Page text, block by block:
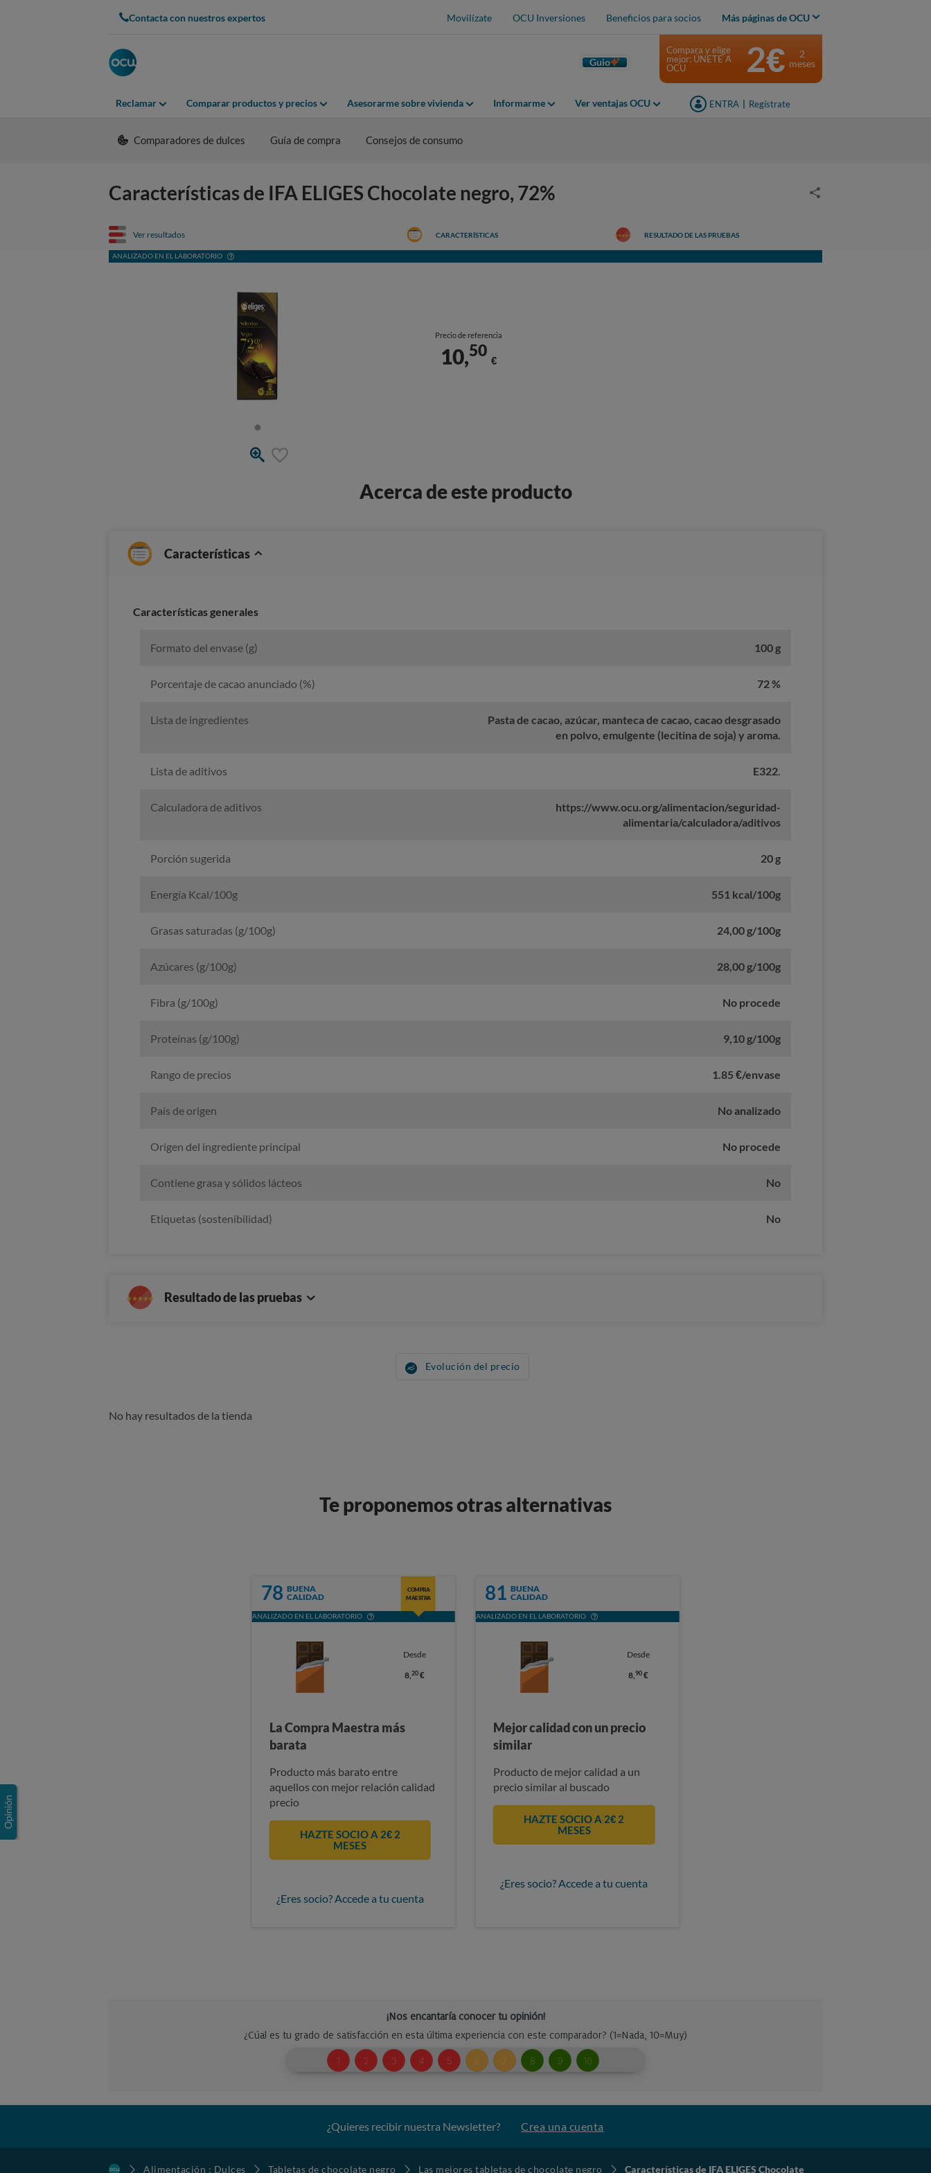
Contacta con nuestros expertos Movilízate OCU Inversiones Beneficios para socios Más páginas de OCU
Guio
Reclamar Comparar productos y precios Asesorarme sobre vivienda Informarme Ver ventajas OCU ENTRA Regístrate
Compara y elige
mejor: ÚNETE A
OCU
2€
2
meses
Comparadores de dulces Guía de compra Consejos de consumo
Características de IFA ELIGES Chocolate negro, 72%
Ver resultados
ANALIZADO EN EL LABORATORIO
CARACTERÍSTICAS RESULTADO DE LAS PRUEBAS
Precio de referencia
10,50
€
Acerca de este producto
Características
Características generales
Formato del envase (g) 100 g
Porcentaje de cacao anunciado (%) 72 %
Lista de ingredientes
Pasta de cacao, azúcar, manteca de cacao, cacao desgrasado
en polvo, emulgente (lecitina de soja) y aroma.
Lista de aditivos E322.
Calculadora de aditivos
https://www.ocu.org/alimentacion/seguridad-
alimentaria/calculadora/aditivos
Porción sugerida 20 g
Energía Kcal/100g 551 kcal/100g
Grasas saturadas (g/100g) 24,00 g/100g
Azúcares (g/100g) 28,00 g/100g
Fibra (g/100g) No procede
Proteínas (g/100g) 9,10 g/100g
Rango de precios 1.85 €/envase
País de origen No analizado
Origen del ingrediente principal No procede
Contiene grasa y sólidos lácteos No
Etiquetas (sostenibilidad) No
Resultado de las pruebas
Evolución del precio
No hay resultados de la tienda
Te proponemos otras alternativas
78 BUENA
CALIDAD
COMPRA
MAESTRA
ANALIZADO EN EL LABORATORIO
Desde
8,20€
La Compra Maestra más
barata
Producto más barato entre
aquellos con mejor relación calidad
precio
HAZTE SOCIO A 2€ 2
MESES
¿Eres socio? Accede a tu cuenta
81 BUENA
CALIDAD
ANALIZADO EN EL LABORATORIO
Desde
8,90€
Mejor calidad con un precio
similar
Producto de mejor calidad a un
precio similar al buscado
HAZTE SOCIO A 2€ 2
MESES
¿Eres socio? Accede a tu cuenta
¿Quieres recibir nuestra Newsletter? Crea una cuenta
Alimentación : Dulces Tabletas de chocolate negro Las mejores tabletas de chocolate negro Características de IFA ELIGES Chocolate